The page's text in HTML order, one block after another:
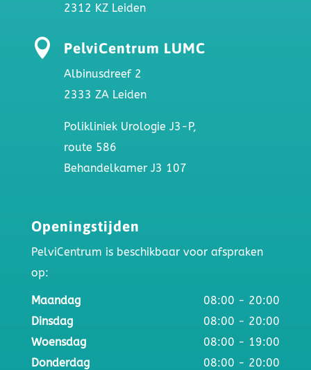
2312 KZ Leiden
 PelviCentrum LUMC
Albinusdreef 2
2333 ZA Leiden
Polikliniek Urologie J3-P,
route 586
Behandelkamer J3 107
Openingstijden
PelviCentrum is beschikbaar voor afspraken
op:
Maandag
08:00 - 20:00
Dinsdag
08:00 - 20:00
Woensdag
08:00 - 19:00
Donderdag
08:00 - 20:00